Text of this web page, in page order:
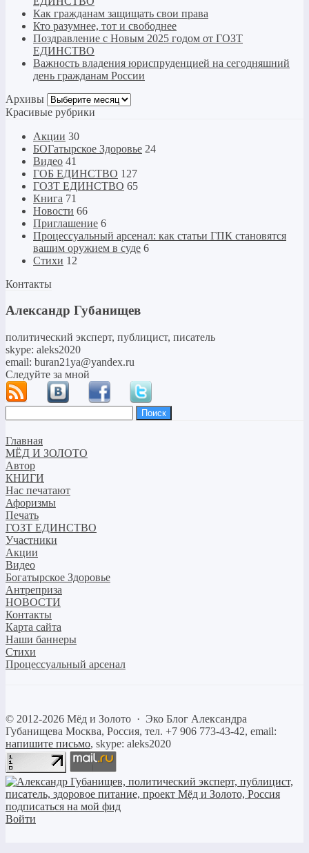
Как гражданам защищать свои права
Кто разумнее, тот и свободнее
Поздравление с Новым 2025 годом от ГОЗТ
ЕДИНСТВО
Важность владения юриспруденцией на сегодняшний
день гражданам России
Архивы Архивы
Красивые рубрики
Акции 30
БОГатырское Здоровье 24
Видео 41
ГОБ ЕДИНСТВО 127
ГОЗТ ЕДИНСТВО 65
Книга 71
Новости 66
Приглашение 6
Процессуальный арсенал: как статьи ГПК становятся
вашим оружием в суде 6
Стихи 12
Контакты
Александр Губанищев
политический эксперт, публицист, писатель
skype: aleks2020
email: buran21ya@yandex.ru
Следуйте за мной
Главная
МЁД И ЗОЛОТО
Автор
КНИГИ
Нас печатают
Афоризмы
Печать
ГОЗТ ЕДИНСТВО
Участники
Акции
Видео
Богатырское Здоровье
Антреприза
НОВОСТИ
Контакты
Карта сайта
Наши баннеры
Стихи
Процессуальный арсенал
© 2012-2026 Мёд и Золото · Эко Блог Александра
Губанищева Москва, Россия, тел. +7 906 773-43-42, email:
напишите письмо, skype: aleks2020
Войти